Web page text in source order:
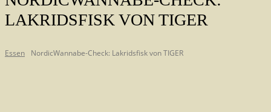
LAKRIDSFISK VON TIGER
Essen NordicWannabe-Check: Lakridsfisk von TIGER